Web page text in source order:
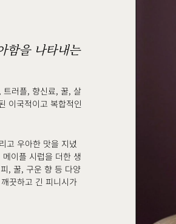
을 나타내는
러플, 향신료, 꿀, 살
이국적이고 복합적인
고 우아한 맛을 지녔
이플 시럽을 더한 생
, 꿀, 구운 향 등 다양
끗하고 긴 피니시가